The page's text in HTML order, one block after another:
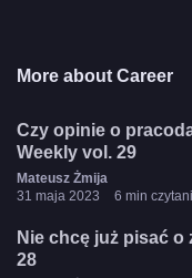
More about Career
Czy opinie o
Weekly vol. 29
Mateusz Żmija
31 maja 2023
6 min
Nie chcę już pisać o
28